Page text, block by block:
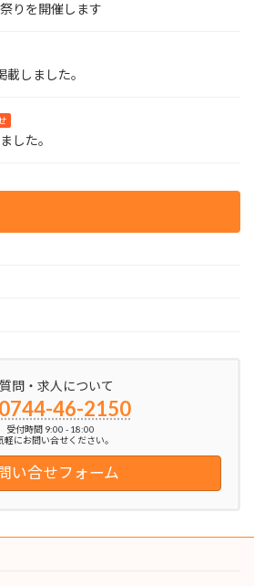
りを開催します
しました。
した。
問・求人について
0744-46-2150
受付時間 9:00 - 18:00
軽にお問い合せください。
い合せフォーム